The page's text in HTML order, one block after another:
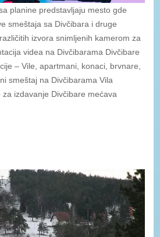
planine predstavljaju mesto gde
smeštaja sa Divčibara i druge
izvora snimljenih kamerom za
videa na Divčibarama Divčibare
– Vile, apartmani, konaci, brvnare,
smeštaj na Divčibarama Vila
izdavanje Divčibare mećava